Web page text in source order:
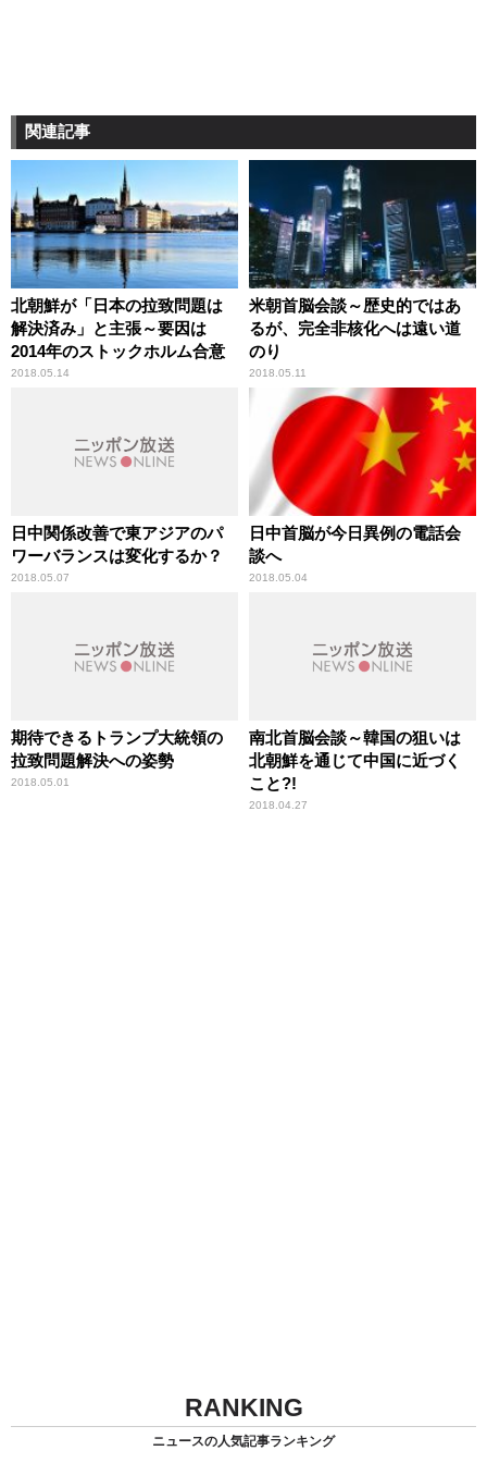
関連記事
北朝鮮が「日本の拉致問題は
解決済み」と主張～要因は
2014年のストックホルム合意
2018.05.14
米朝首脳会談～歴史的ではあ
るが、完全非核化へは遠い道
のり
2018.05.11
日中関係改善で東アジアのパ
ワーバランスは変化するか？
2018.05.07
日中首脳が今日異例の電話会
談へ
2018.05.04
期待できるトランプ大統領の
拉致問題解決への姿勢
2018.05.01
南北首脳会談～韓国の狙いは
北朝鮮を通じて中国に近づく
こと?!
2018.04.27
RANKING
ニュースの人気記事ランキング